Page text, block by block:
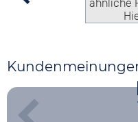
ähnliche